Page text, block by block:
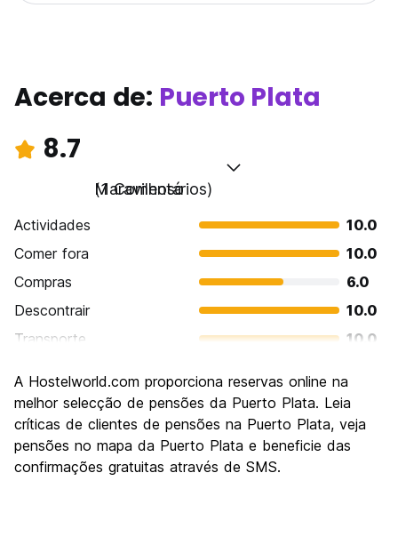
Acerca de: Puerto Plata
8.7
Maravilhoso
(1 Comentários)
Actividades
10.0
Comer fora
10.0
Compras
6.0
Descontrair
10.0
Transporte
10.0
Cultura
10.0
Festas / vida noturna
6.0
Custo-beneficio
10.0
A Hostelworld.com proporciona reservas online na
melhor selecção de pensões da Puerto Plata. Leia
críticas de clientes de pensões na Puerto Plata, veja
pensões no mapa da Puerto Plata e beneficie das
confirmações gratuitas através de SMS.